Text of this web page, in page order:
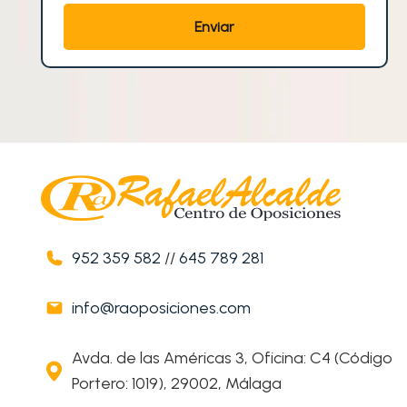
952 359 582 //645 789 281
info@raoposiciones.com
Avda. de las Américas 3, Oficina: C4 (Código
Portero: 1019), 29002, Málaga